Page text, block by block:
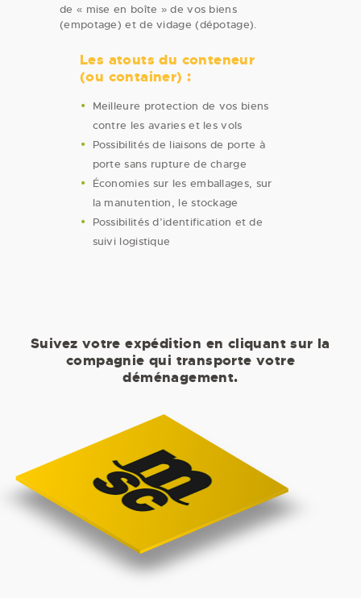
de « mise en boîte » de vos biens
(empotage) et de vidage (dépotage).
Les atouts du conteneur
(ou container) :
Meilleure protection de vos biens
contre les avaries et les vols
Possibilités de liaisons de porte à
porte sans rupture de charge
Économies sur les emballages, sur
la manutention, le stockage
Possibilités d’identification et de
suivi logistique
Suivez votre expédition en cliquant sur la
compagnie qui transporte votre
déménagement.